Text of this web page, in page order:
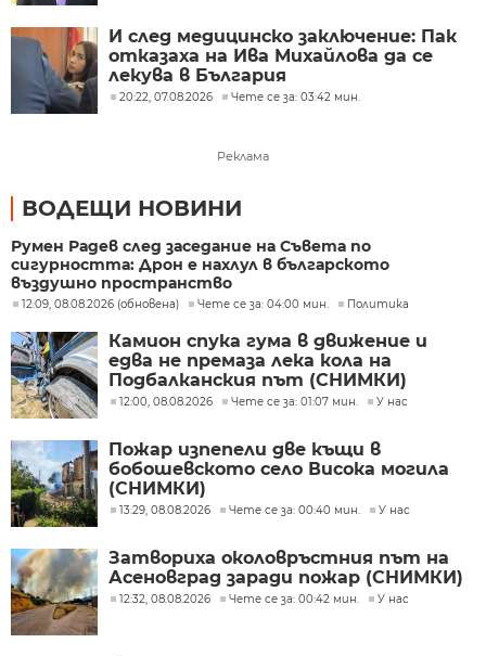
И след медицинско заключение: Пак
отказаха на Ива Михайлова да се
лекува в България
20:22, 07.08.2026 Чете се за: 03:42 мин.
Реклама
ВОДЕЩИ НОВИНИ
Румен Радев след заседание на Съвета по
сигурността: Дрон е нахлул в българското
въздушно пространство
12:09, 08.08.2026 (обновена) Чете се за: 04:00 мин. Политика
Камион спука гума в движение и
едва не премаза лека кола на
Подбалканския път (СНИМКИ)
12:00, 08.08.2026 Чете се за: 01:07 мин. У нас
Пожар изпепели две къщи в
бобошевското село Висока могила
(СНИМКИ)
13:29, 08.08.2026 Чете се за: 00:40 мин. У нас
Затвориха околовръстния път на
Асеновград заради пожар (СНИМКИ)
12:32, 08.08.2026 Чете се за: 00:42 мин. У нас